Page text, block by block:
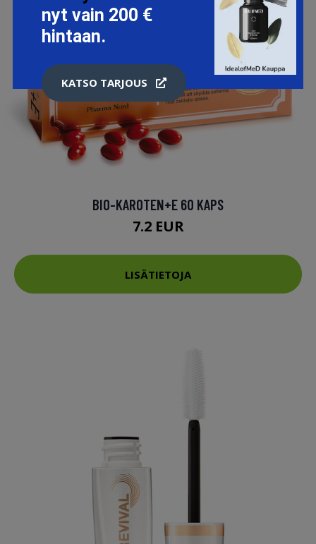
BIO-KAROTEN+E 60 KAPS
7.2 EUR
LISÄTIETOJA
nyt vain 200 €
hintaan.
KATSO TARJOUS